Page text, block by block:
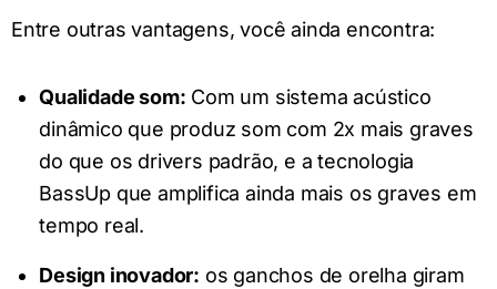
Entre outras vantagens, você ainda encontra:
Qualidade som: Com um sistema acústico
dinâmico que produz som com 2x mais graves
do que os drivers padrão, e a tecnologia
BassUp que amplifica ainda mais os graves em
tempo real.
Design inovador: os ganchos de orelha giram